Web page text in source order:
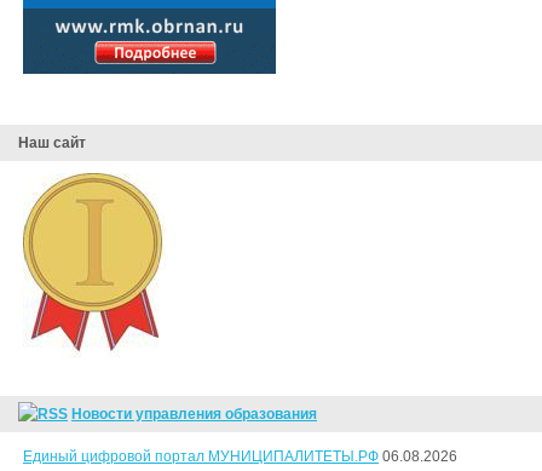
Наш сайт
Новости управления образования
Единый цифровой портал МУНИЦИПАЛИТЕТЫ.РФ 06.08.2026